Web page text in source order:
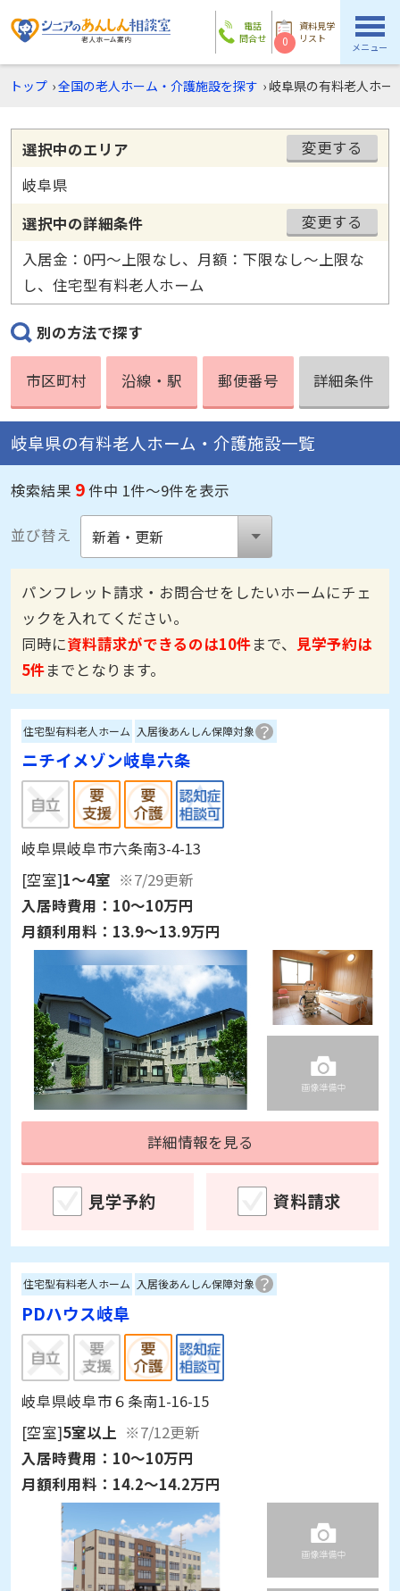
電話
問合せ
資料見学
リスト
0 メニュー
トップ ›全国の老人ホーム・介護施設を探す › 岐阜県の有料老人ホー
選択中のエリア
変更する
岐阜県
選択中の詳細条件
変更する
入居金：0円〜上限なし、月額：下限なし〜上限な
し、住宅型有料老人ホーム
別の方法で探す
市区町村 沿線・駅 郵便番号 詳細条件
岐阜県の有料老人ホーム・介護施設一覧
検索結果 9件中 1件～9件を表示
並び替え
パンフレット請求・お問合せをしたいホームにチェ
ックを入れてください。
同時に資料請求ができるのは10件まで、 見学予約は
5件までとなります。
住宅型有料老人ホーム 入居後あんしん保障対象
ニチイメゾン岐阜六条
岐阜県岐阜市六条南3-4-13
[空室]1～4室 ※7/29更新
入居時費用： 10～10万円
月額利用料： 13.9～13.9万円
詳細情報を見る
見学予約 資料請求
住宅型有料老人ホーム 入居後あんしん保障対象
PDハウス岐阜
岐阜県岐阜市６条南1-16-15
[空室]5室以上 ※7/12更新
入居時費用： 10～10万円
月額利用料： 14.2～14.2万円